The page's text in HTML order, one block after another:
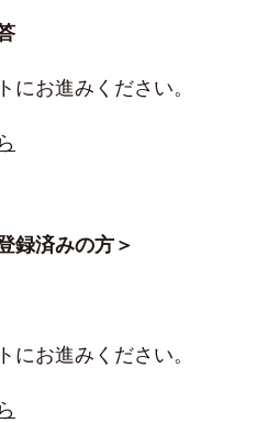
にお進みください。
録済みの方＞
にお進みください。